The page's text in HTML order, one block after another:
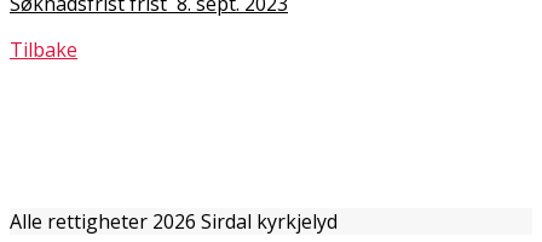
Tilbake
Alle rettigheter 2026 Sirdal kyrkjelyd